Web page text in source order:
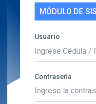
MÓDULO DE
Usuario
Contraseña